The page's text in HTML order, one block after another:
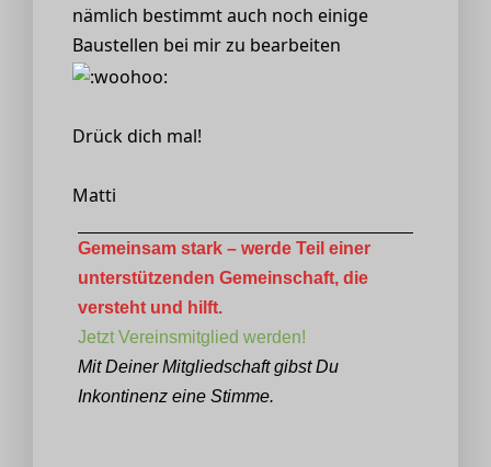
nämlich bestimmt auch noch einige
Baustellen bei mir zu bearbeiten
Drück dich mal!
Matti
Gemeinsam stark – werde Teil einer
unterstützenden Gemeinschaft, die
versteht und hilft.
Jetzt Vereinsmitglied werden!
Mit Deiner Mitgliedschaft gibst Du
Inkontinenz eine Stimme.